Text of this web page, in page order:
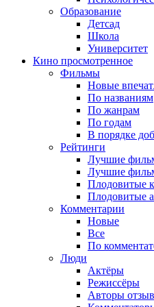
Образование
Детсад
Школа
Университет
Кино просмотренное
Фильмы
Новые
По названиям
По жанрам
По годам
В порядке
Рейтинги
Лучшие
Лучшие
Плодовитые
Плодовитые
Комментарии
Новые
Все
По
Люди
Актёры
Режиссёры
Авторы